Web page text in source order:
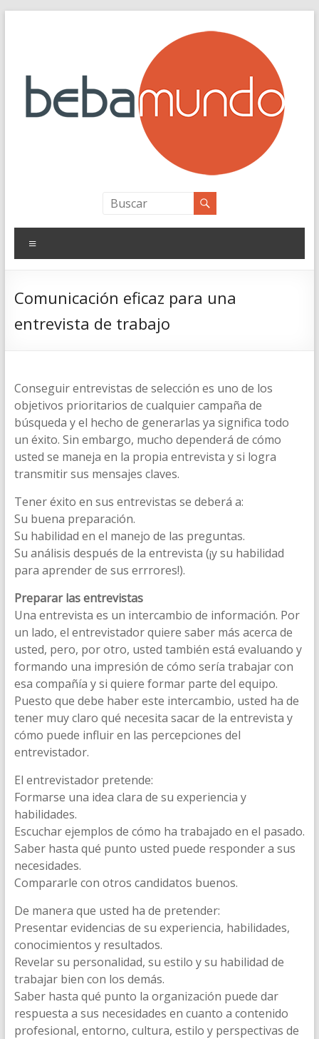
bebamundo
Personal Branding
Comunicación eficaz para una
entrevista de trabajo
Conseguir entrevistas de selección es uno de los
objetivos prioritarios de cualquier campaña de
búsqueda y el hecho de generarlas ya significa todo
un éxito. Sin embargo, mucho dependerá de cómo
usted se maneja en la propia entrevista y si logra
transmitir sus mensajes claves.
Tener éxito en sus entrevistas se deberá a:
Su buena preparación.
Su habilidad en el manejo de las preguntas.
Su análisis después de la entrevista (¡y su habilidad
para aprender de sus errrores!).
Preparar las entrevistas
Una entrevista es un intercambio de información. Por
un lado, el entrevistador quiere saber más acerca de
usted, pero, por otro, usted también está evaluando y
formando una impresión de cómo sería trabajar con
esa compañía y si quiere formar parte del equipo.
Puesto que debe haber este intercambio, usted ha de
tener muy claro qué necesita sacar de la entrevista y
cómo puede influir en las percepciones del
entrevistador.
El entrevistador pretende:
Formarse una idea clara de su experiencia y
habilidades.
Escuchar ejemplos de cómo ha trabajado en el pasado.
Saber hasta qué punto usted puede responder a sus
necesidades.
Compararle con otros candidatos buenos.
De manera que usted ha de pretender:
Presentar evidencias de su experiencia, habilidades,
conocimientos y resultados.
Revelar su personalidad, su estilo y su habilidad de
trabajar bien con los demás.
Saber hasta qué punto la organización puede dar
respuesta a sus necesidades en cuanto a contenido
profesional, entorno, cultura, estilo y perspectivas de